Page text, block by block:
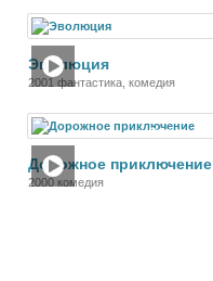
Эволюция
2001 фантастика, комедия
Фильм
Дорожное приключение
2000 комедия